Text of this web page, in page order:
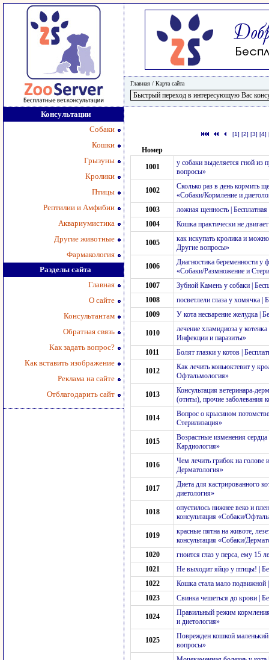
Главная / Карта сайта
Консультации
Собаки
Кошки
Грызуны
Кролики
Птицы
Рептилии и Амфибии
Аквариумистика
Другие животные
Фармакология
Разделы сайта
Главная
О сайте
Консультантам
Обратная связь
Как задать вопрос?
Как вставить изображение
Реклама на сайте
Отблагодарить сайт
[1] [2] [3] [4]
Номер
1001
у собаки выделяется гной из
вопросы»
1002
Сколько раз в день кормить
«Собаки/Кормление и
1003
ложная щенность |
1004
Кошка практически не
1005
как искупать кролика и
Другие вопросы»
1006
Диагностика беременности у
«Собаки/Размножение и
1007
Зубной Камень у собаки |
1008
посветлели глаза у хомячка |
1009
У кота несварение желудка |
1010
лечение хламидиоза у
Инфекции и паразиты»
1011
Болят глазки у котов |
1012
Как лечить коньюктевит у
Офтальмология»
1013
Консультация ветеринара-
(отиты), прочие
1014
Вопрос о крысином
Стерилизация»
1015
Возрастные изменения
Кардиология»
1016
Чем лечить грибок на голове
Дерматология»
1017
Диета для кастрированного
диетология»
1018
опустилось нижнее веко и
консультация «Собаки/
1019
красные пятна на животе,
консультация «Собаки/
1020
гноится глаз у перса, ему 15
1021
Не выходит яйцо у птицы! |
1022
Кошка стала мало подвижной
1023
Свинка чешеться до крови |
1024
Правильный режим
и диетология»
1025
Поврежден кошкой маленький
вопросы»